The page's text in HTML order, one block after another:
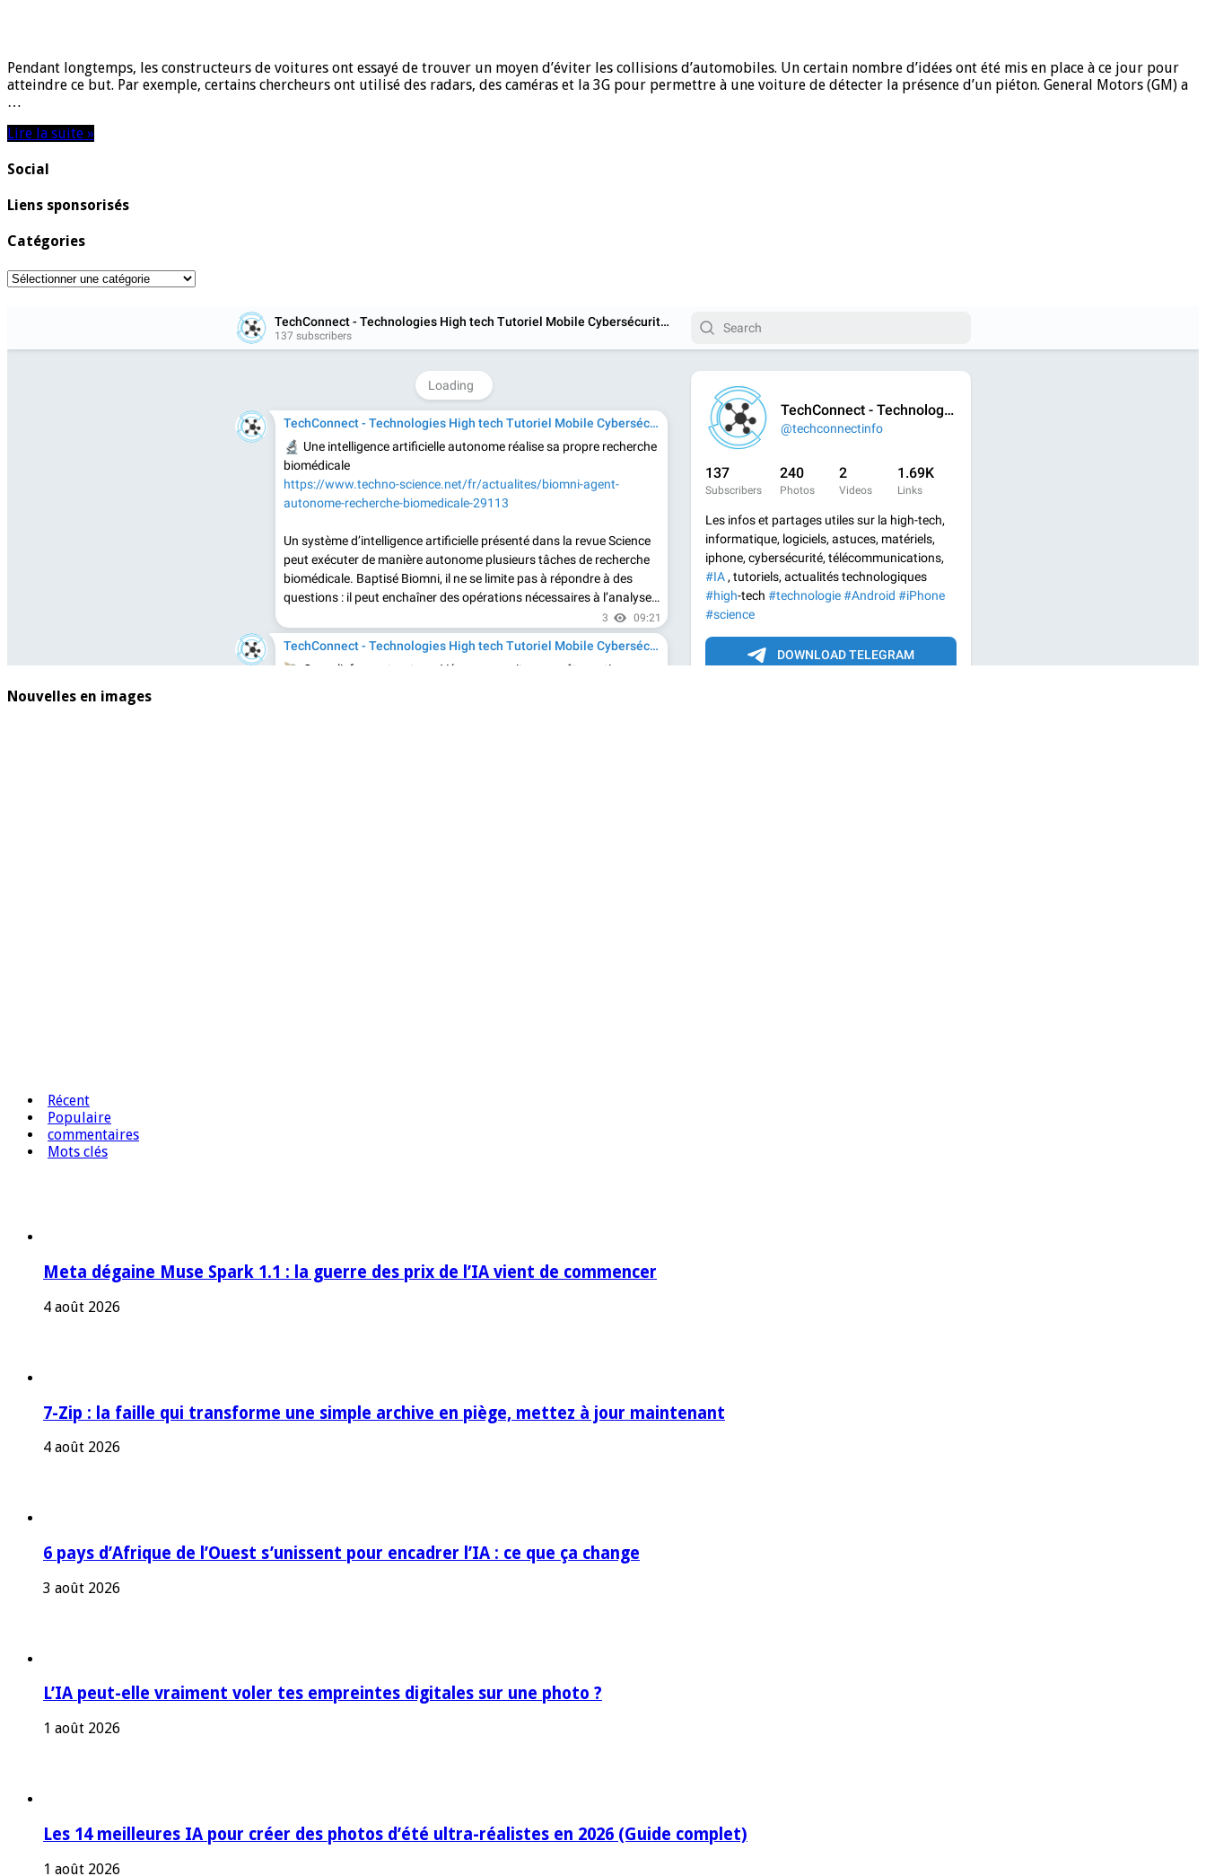
Pendant longtemps, les constructeurs de voitures ont essayé de trouver un moyen d’éviter les collisions d’automobiles. Un certain nombre d’idées ont été mis en place à ce jour pour
atteindre ce but. Par exemple, certains chercheurs ont utilisé des radars, des caméras et la 3G pour permettre à une voiture de détecter la présence d’un piéton. General Motors (GM) a
…
Lire la suite »
Social
Liens sponsorisés
Catégories
Catégories
Nouvelles en images
Récent
Populaire
commentaires
Mots clés
Meta dégaine Muse Spark 1.1 : la guerre des prix de l’IA vient de commencer
4 août 2026
7-Zip : la faille qui transforme une simple archive en piège, mettez à jour maintenant
4 août 2026
6 pays d’Afrique de l’Ouest s’unissent pour encadrer l’IA : ce que ça change
3 août 2026
L’IA peut-elle vraiment voler tes empreintes digitales sur une photo ?
1 août 2026
Les 14 meilleures IA pour créer des photos d’été ultra-réalistes en 2026 (Guide complet)
1 août 2026